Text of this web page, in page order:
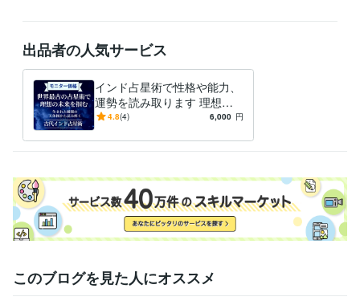
語学力
英語 ビジネスレベル
スペイン語 日常会話レベル
出品者の人気サービス
インド占星術で性格や能力、
運勢を読み取ります 理想の
未来を掴むための行動・決断
4.8(4) 6,000 円
このブログを見た人にオススメ